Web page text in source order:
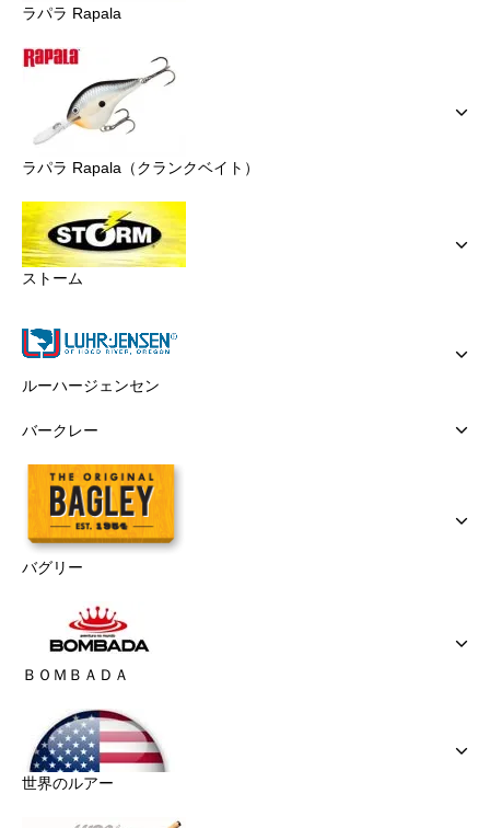
ラパラ Rapala
ラパラ Rapala（クランクベイト）
ストーム
ルーハージェンセン
バークレー
バグリー
ＢＯＭＢＡＤＡ
世界のルアー